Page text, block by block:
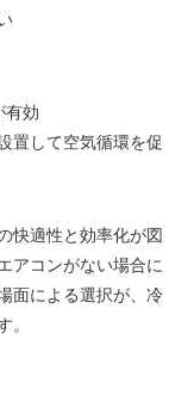
有効
置して空気循環を促
快適性と効率化が図
アコンがない場合に
面による選択が、冷
。